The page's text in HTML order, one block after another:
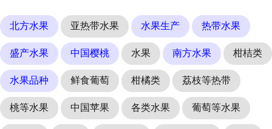
北方水果 亚热带水果 水果生产 热带水果
盛产水果 中国樱桃 水果 南方水果 柑桔类
水果品种 鲜食葡萄 柑橘类 荔枝等热带
桃等水果 中国苹果 各类水果 葡萄等水果